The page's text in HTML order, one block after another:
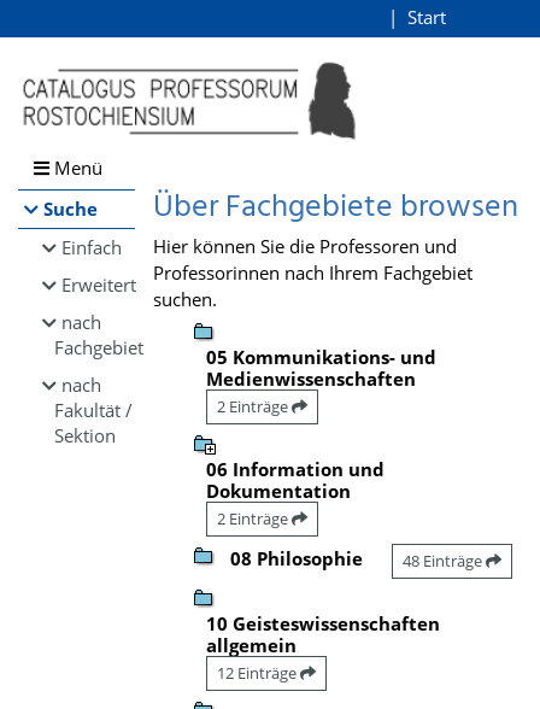
Browsen
direkt zum Inhalt
Start
Menü
Suche
Einfach
Erweitert
nach
Fachgebiet
nach
Fakultät /
Sektion
Über Fachgebiete browsen
Hier können Sie die Professoren und
Professorinnen nach Ihrem Fachgebiet
suchen.
05 Kommunikations- und
Medienwissenschaften
2 Einträge
06 Information und
Dokumentation
2 Einträge
08 Philosophie 48 Einträge
10 Geisteswissenschaften
allgemein
12 Einträge